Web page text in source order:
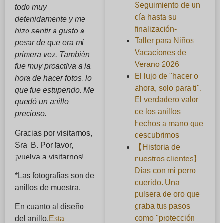
todo muy
detenidamente y me
hizo sentir a gusto a
pesar de que era mi
primera vez. También
fue muy proactiva a la
hora de hacer fotos, lo
que fue estupendo. Me
quedó un anillo
precioso.
Gracias por visitarnos,
Sra. B. Por favor,
¡vuelva a visitarnos!
*Las fotografías son de
anillos de muestra.
En cuanto al diseño
del anillo.Esta
Seguimiento de un
día hasta su
finalización-
Taller para Niños
Vacaciones de
Verano 2026
El lujo de "hacerlo
ahora, solo para ti".
El verdadero valor
de los anillos
hechos a mano que
descubrimos
【Historia de
nuestros clientes】
Días con mi perro
querido. Una
pulsera de oro que
graba tus pasos
como "protección